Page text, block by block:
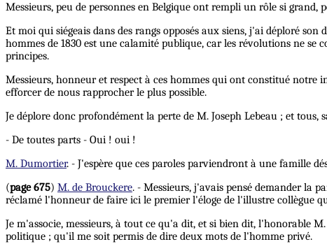
Messieurs, peu de personnes en Belgique ont rempli un rôle si
Et moi qui siégeais dans des rangs opposés aux siens, j'ai déploré
hommes de 1830 est une calamité publique, car les révolutions ne
principes.
Messieurs, honneur et respect à ces hommes qui ont constitué notre
efforcer de nous rapprocher le plus possible.
Je déplore donc profondément la perte de M. Joseph Lebeau ; et
- De toutes parts - Oui ! oui !
M. Dumortier. - J'espère que ces paroles parviendront à une famille
(page 675) M. de Brouckere. - Messieurs, j'avais pensé demander la
réclamé l'honneur de faire ici le premier l'éloge de l'illustre collègue
Je m'associe, messieurs, à tout ce qu'a dit, et si bien dit, l'honorable
politique ; qu'il me soit permis de dire deux mots de l'homme privé.